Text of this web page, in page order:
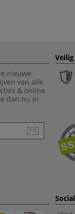
nieuwe
van alle
& online
dan nu in